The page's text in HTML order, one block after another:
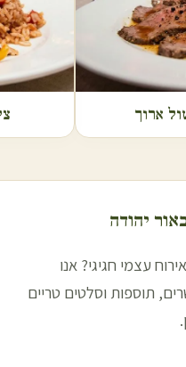
ארוך
אור יהודה
עצמי חגיגי? אנו
תוספות וסלטים טריים